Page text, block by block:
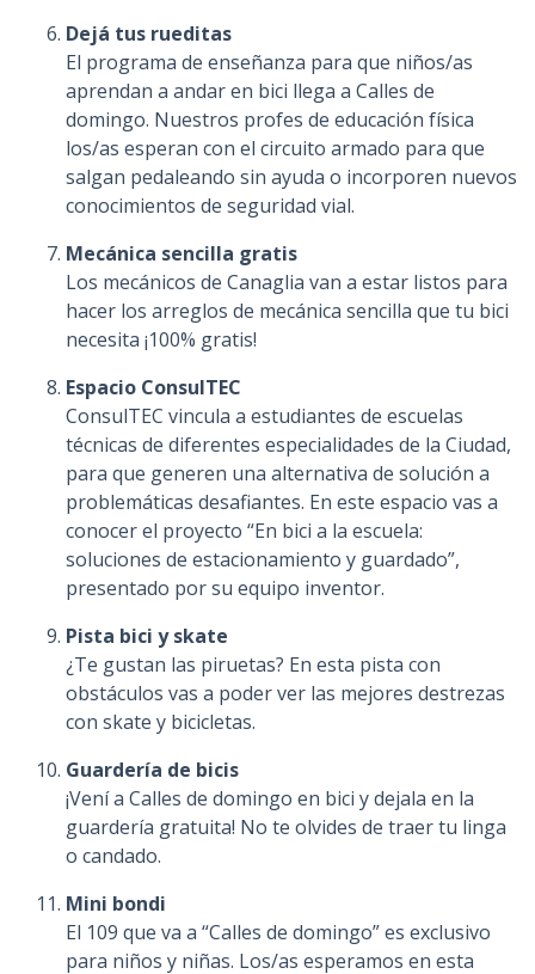
Dejá tus rueditas
El programa de enseñanza para que niños/as
aprendan a andar en bici llega a Calles de
domingo. Nuestros profes de educación física
los/as esperan con el circuito armado para que
salgan pedaleando sin ayuda o incorporen nuevos
conocimientos de seguridad vial.
Mecánica sencilla gratis
Los mecánicos de Canaglia van a estar listos para
hacer los arreglos de mecánica sencilla que tu bici
necesita ¡100% gratis!
Espacio ConsulTEC
ConsulTEC vincula a estudiantes de escuelas
técnicas de diferentes especialidades de la Ciudad,
para que generen una alternativa de solución a
problemáticas desafiantes. En este espacio vas a
conocer el proyecto “En bici a la escuela:
soluciones de estacionamiento y guardado”,
presentado por su equipo inventor.
Pista bici y skate
¿Te gustan las piruetas? En esta pista con
obstáculos vas a poder ver las mejores destrezas
con skate y bicicletas.
Guardería de bicis
¡Vení a Calles de domingo en bici y dejala en la
guardería gratuita! No te olvides de traer tu linga
o candado.
Mini bondi
El 109 que va a “Calles de domingo” es exclusivo
para niños y niñas. Los/as esperamos en esta